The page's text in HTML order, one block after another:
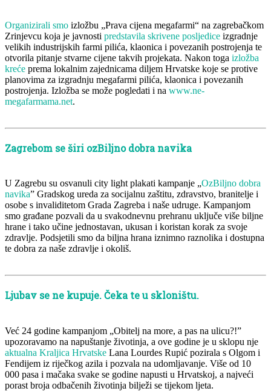
Organizirali smo izložbu „Prava cijena megafarmi“ na zagrebačkom
Zrinjevcu koja je javnosti predstavila skrivene posljedice izgradnje
velikih industrijskih farmi pilića, klaonica i povezanih postrojenja te
otvorila pitanje stvarne cijene takvih projekata. Nakon toga izložba
kreće prema lokalnim zajednicama diljem Hrvatske koje se protive
planovima za izgradnju megafarmi pilića, klaonica i povezanih
postrojenja. Izložba se može pogledati i na www.ne-
megafarmama.net.
Zagrebom se širi ozBiljno dobra navika
U Zagrebu su osvanuli city light plakati kampanje „OzBiljno dobra
navika” Gradskog ureda za socijalnu zaštitu, zdravstvo, branitelje i
osobe s invaliditetom Grada Zagreba i naše udruge. Kampanjom
smo građane pozvali da u svakodnevnu prehranu uključe više biljne
hrane i tako učine jednostavan, ukusan i koristan korak za svoje
zdravlje. Podsjetili smo da biljna hrana iznimno raznolika i dostupna
te dobra za naše zdravlje i okoliš.
Ljubav se ne kupuje. Čeka te u skloništu.
Već 24 godine kampanjom „Obitelj na more, a pas na ulicu?!”
upozoravamo na napuštanje životinja, a ove godine je u sklopu nje
aktualna Kraljica Hrvatske Lana Lourdes Rupić pozirala s Olgom i
Fendijem iz riječkog azila i pozvala na udomljavanje. Više od 10
000 pasa i mačaka svake se godine napusti u Hrvatskoj, a najveći
porast broja odbačenih životinja bilježi se tijekom ljeta.